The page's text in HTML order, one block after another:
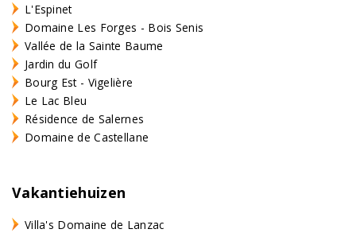
L'Espinet
Domaine Les Forges - Bois Senis
Vallée de la Sainte Baume
Jardin du Golf
Bourg Est - Vigelière
Le Lac Bleu
Résidence de Salernes
Domaine de Castellane
Vakantiehuizen
Villa's Domaine de Lanzac